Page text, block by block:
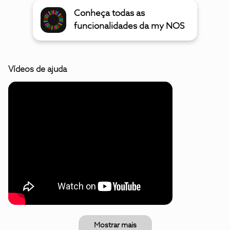
Conheça todas as
funcionalidades da my NOS
Vídeos de ajuda
Mostrar mais